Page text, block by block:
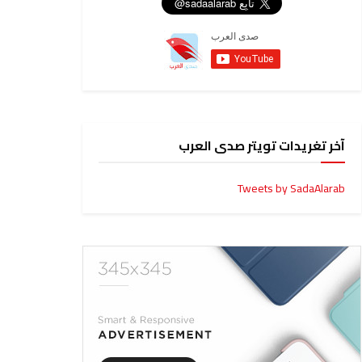
آخر تغريدات تويتر صدى العرب
Tweets by SadaAlarab